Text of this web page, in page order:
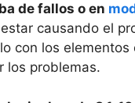
de fallos o en
causando el
con los elementos
los problemas.